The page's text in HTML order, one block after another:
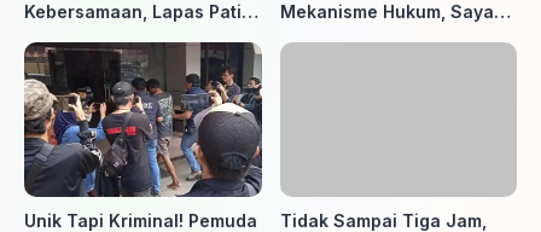
Kebersamaan, Lapas Pati
ke-81 RI, Warga Binaan
Antusias Ikuti Berbagai
Perlombaan
Mekanisme Hukum, Saya
Unik Tapi Kriminal! Pemuda
Tidak Sampai Tiga Jam,